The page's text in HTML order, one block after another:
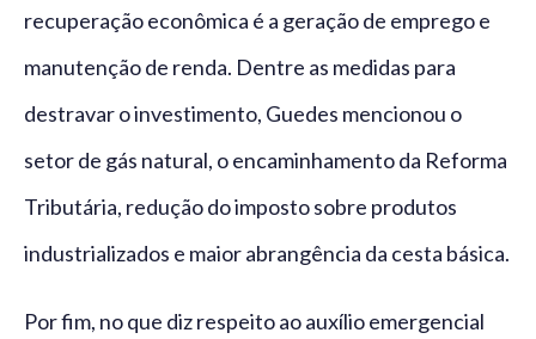
recuperação econômica é a geração de emprego e
manutenção de renda. Dentre as medidas para
destravar o investimento, Guedes mencionou o
setor de gás natural, o encaminhamento da Reforma
Tributária, redução do imposto sobre produtos
industrializados e maior abrangência da cesta básica.
Por fim, no que diz respeito ao auxílio emergencial